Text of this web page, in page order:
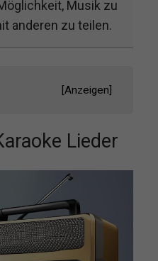
Musik zu
anderen zu teilen.
[Anzeigen]
Lieder